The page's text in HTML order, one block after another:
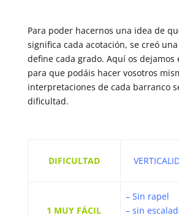
Para poder hacernos una idea de
significa cada acotación, se creó
define cada grado. Aquí os dejamos
para que podáis hacer vosotros
interpretaciones de cada barranco
dificultad.
DIFICULTAD
1 MUY FÁCIL
– Sin rapel
– sin